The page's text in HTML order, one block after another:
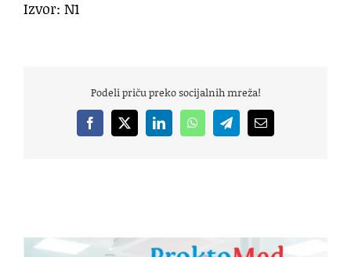
Izvor: N1
Podeli priču preko socijalnih mreža!
Facebook
X LinkedInWhatsAppTelegramEmail